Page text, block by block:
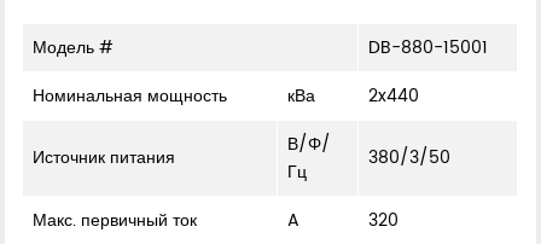
Модель #
DB-880-15001
Номинальная мощность
кВа 2x440
Источник питания
В/Φ/
Гц
380/3/50
Макс. первичный ток A
320